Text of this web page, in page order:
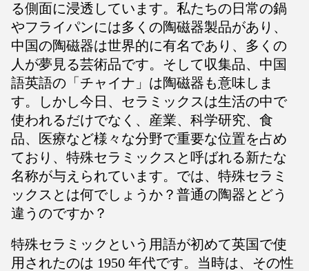
る側面に浸透しています。私たちの日常の鍋
やフライパンには多くの陶磁器製品があり、
中国の陶磁器は世界的に有名であり、多くの
人が夢見る芸術品です。そして収集品、中国
語英語の「チャイナ」は陶磁器も意味しま
す。しかし今日、セラミックスは生活の中で
使われるだけでなく、産業、科学研究、食
品、医療など様々な分野で重要な位置を占め
ており、特殊セラミックスと呼ばれる新たな
名称が与えられています。では、特殊セラミ
ックスとは何でしょうか？普通の陶器とどう
違うのですか？
特殊セラミックという用語が初めて英国で使
用されたのは 1950 年代です。当時は、その性